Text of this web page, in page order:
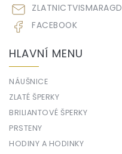
ZLATNICTVISMARAGD
FACEBOOK
HLAVNÍ MENU
NÁUŠNICE
ZLATÉ ŠPERKY
BRILIANTOVÉ ŠPERKY
PRSTENY
HODINY A HODINKY